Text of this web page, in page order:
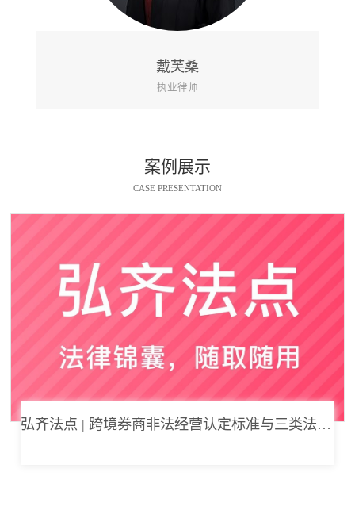
黄山
执业律师
案例展示
CASE PRESENTATION
弘齐法点 | 跨境券商非法经营认定标准与三类法律风险边界